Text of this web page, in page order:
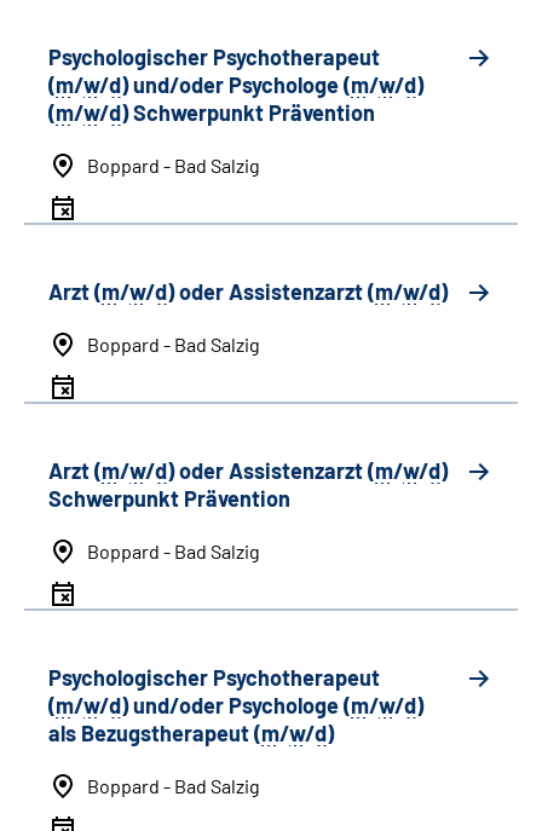
Psychologischer Psychotherapeut
(m/w/d) und/oder Psychologe (m/w/d)
(m/w/d) Schwerpunkt Prävention
Boppard - Bad Salzig
Arzt (m/w/d) oder Assistenzarzt (m/w/d)
Boppard - Bad Salzig
Arzt (m/w/d) oder Assistenzarzt (m/w/d)
Schwerpunkt Prävention
Boppard - Bad Salzig
Psychologischer Psychotherapeut
(m/w/d) und/oder Psychologe (m/w/d)
als Bezugstherapeut (m/w/d)
Boppard - Bad Salzig